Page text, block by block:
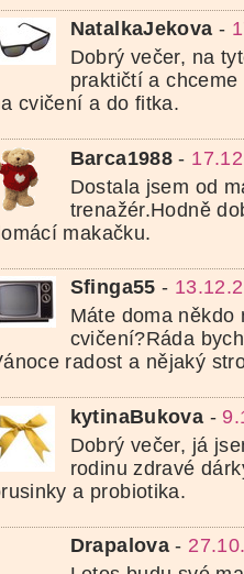
NatalkaJekova -
Dobrý večer, na
praktičtí a
cvičení a do fitka.
Barca1988 -
Dostala jsem od
trenažér.Hodně
makačku.
Sfinga55 -
Máte doma někdo
cvičení?Ráda
radost a nějaký
kytinaBukova -
Dobrý večer, já
rodinu zdravé
a probiotika.
Drapalova -